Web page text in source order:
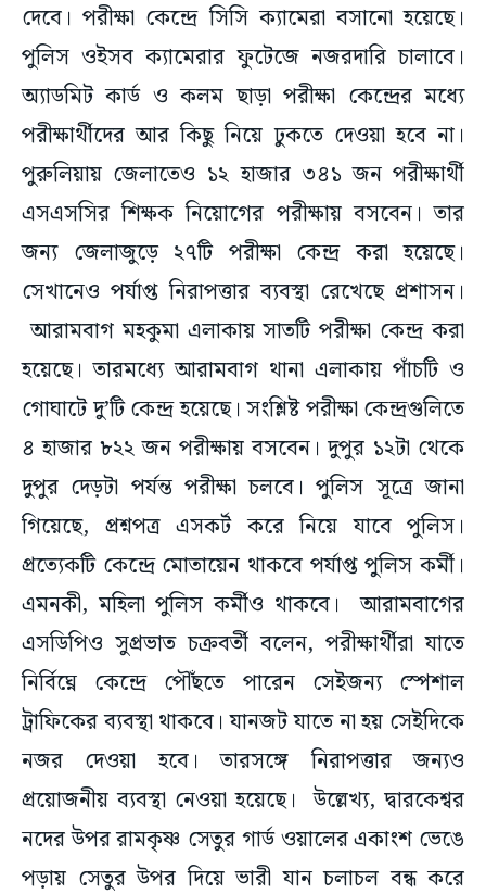
দেবে। পরীক্ষা কেন্দ্রে সিসি ক্যামেরা বসানো হয়েছে।
পুলিস ওইসব ক্যামেরার ফুটেজে নজরদারি চালাবে।
অ্যাডমিট কার্ড ও কলম ছাড়া পরীক্ষা কেন্দ্রের মধ্যে
পরীক্ষার্থীদের আর কিছু নিয়ে ঢুকতে দেওয়া হবে না।
পুরুলিয়ায় জেলাতেও ১২ হাজার ৩৪১ জন পরীক্ষার্থী
এসএসসির শিক্ষক নিয়োগের পরীক্ষায় বসবেন। তার
জন্য জেলাজুড়ে ২৭টি পরীক্ষা কেন্দ্র করা হয়েছে।
সেখানেও পর্যাপ্ত নিরাপত্তার ব্যবস্থা রেখেছে প্রশাসন।
আরামবাগ মহকুমা এলাকায় সাতটি পরীক্ষা কেন্দ্র করা
হয়েছে। তারমধ্যে আরামবাগ থানা এলাকায় পাঁচটি ও
গোঘাটে দু’টি কেন্দ্র হয়েছে। সংশ্লিষ্ট পরীক্ষা কেন্দ্রগুলিতে
৪ হাজার ৮২২ জন পরীক্ষায় বসবেন। দুপুর ১২টা থেকে
দুপুর দেড়টা পর্যন্ত পরীক্ষা চলবে। পুলিস সূত্রে জানা
গিয়েছে, প্রশ্নপত্র এসকর্ট করে নিয়ে যাবে পুলিস।
প্রত্যেকটি কেন্দ্রে মোতায়েন থাকবে পর্যাপ্ত পুলিস কর্মী।
এমনকী, মহিলা পুলিস কর্মীও থাকবে। আরামবাগের
এসডিপিও সুপ্রভাত চক্রবর্তী বলেন, পরীক্ষার্থীরা যাতে
নির্বিঘ্নে কেন্দ্রে পৌঁছতে পারেন সেইজন্য স্পেশাল
ট্রাফিকের ব্যবস্থা থাকবে। যানজট যাতে না হয় সেইদিকে
নজর দেওয়া হবে। তারসঙ্গে নিরাপত্তার জন্যও
প্রয়োজনীয় ব্যবস্থা নেওয়া হয়েছে। উল্লেখ্য, দ্বারকেশ্বর
নদের উপর রামকৃষ্ণ সেতুর গার্ড ওয়ালের একাংশ ভেঙে
পড়ায় সেতুর উপর দিয়ে ভারী যান চলাচল বন্ধ করে